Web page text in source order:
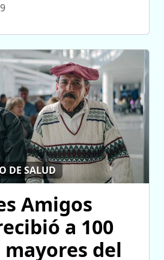
DE SALUD
Amigos
a 100
del